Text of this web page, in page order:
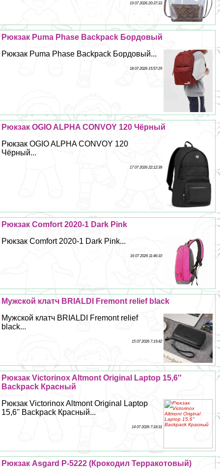
19 07 2026 20:37:33
Рюкзак Puma Phase Backpack Бордовый
Рюкзак Puma Phase Backpack Бордовый...
18 07 2026 15:57:29
Рюкзак OGIO ALPHA CONVOY 120 Чёрный
Рюкзак OGIO ALPHA CONVOY 120
Чёрный...
17 07 2026 22:12:39
Рюкзак Comfort 2020-1 Dark Pink
Рюкзак Comfort 2020-1 Dark Pink...
16 07 2026 11:46:10
Мужской клатч BRIALDI Fremont relief black
Мужской клатч BRIALDI Fremont relief
black...
15 07 2026 7:19:42
Рюкзак Victorinox Altmont Original Laptop 15,6''
Backpack Красный
Рюкзак Victorinox Altmont Original Laptop
15,6'' Backpack Красный...
14 07 2026 7:18:31
Рюкзак Asgard Р-5222 (Крокодил Терpaкотовый)